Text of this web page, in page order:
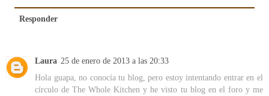
Responder
Laura 25 de enero de 2013 a las 20:33
Hola guapa, no conocía tu blog, pero estoy intentando entrar en el
círculo de The Whole Kitchen y he visto tu blog en el foro y me